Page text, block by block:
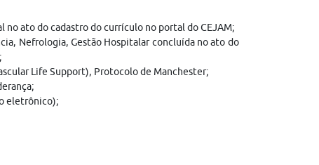
ato do cadastro do currículo no portal do CEJAM;
Nefrologia, Gestão Hospitalar concluída no ato do
Life Support), Protocolo de Manchester;
eletrônico);